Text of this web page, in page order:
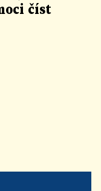
číst